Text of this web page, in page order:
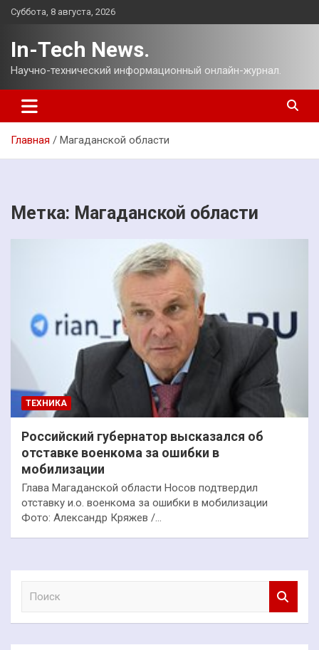
Перейти
Суббота, 8 августа, 2026
In-Tech News.
Научно-технический информационный онлайн-журнал.
Главная Магаданской области
Метка: Магаданской области
ТЕХНИКА
Российский губернатор высказался об
отставке военкома за ошибки в
мобилизации
Глава Магаданской области Носов подтвердил
отставку и.о. военкома за ошибки в мобилизации
Фото: Александр Кряжев /…